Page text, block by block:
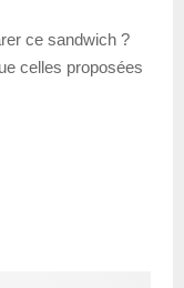
ce sandwich ?
celles proposées